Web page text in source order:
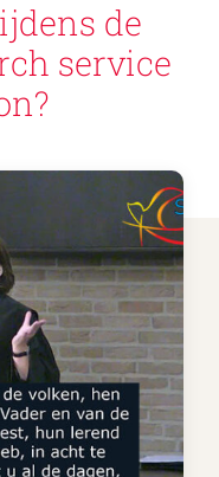
de
service